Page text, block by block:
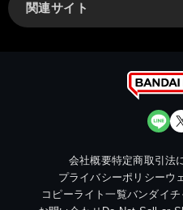
関連サイト
会社概要特定商取引法
プライバシーポリシーウ
コピーライト一覧バンダイ